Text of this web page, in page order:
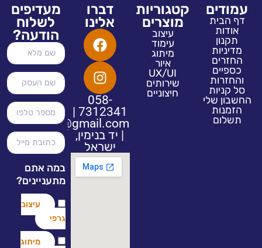
עמודים
דף הבית
אודות
תקנון
מדיניות
החזרים
כספיים
והחזרות
סל קניות
החשבון שלי
הזמנות
תשלום
קטגוריות
מוצרים
עיצוב
עימוד
מיתוג
איור
UX/UI
שירותים
חיצוניים
דברו
אלינו
058-
7312341 |
renenshir@gmail.com
| יד בנימין,
ישראל
מעדיפים
לשלוח
הודעה?
במה אתם
מתעניינים?
עיצוב
גרפי
מיתוג